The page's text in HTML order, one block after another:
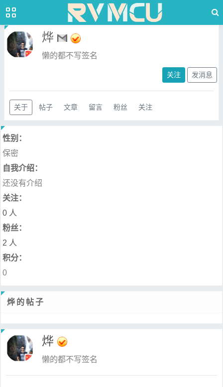
烨
懒的都不写签名
关注 发消息
关于 帖子 文章 留言 粉丝 关注
性别：
保密
自我介绍：
还没有介绍
关注：
0 人
粉丝：
2 人
积分：
0
烨的帖子
烨
懒的都不写签名